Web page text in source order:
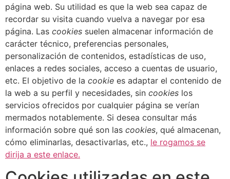
página web. Su utilidad es que la web sea capaz de
recordar su visita cuando vuelva a navegar por esa
página. Las cookies suelen almacenar información de
carácter técnico, preferencias personales,
personalización de contenidos, estadísticas de uso,
enlaces a redes sociales, acceso a cuentas de usuario,
etc. El objetivo de la cookie es adaptar el contenido de
la web a su perfil y necesidades, sin cookies los
servicios ofrecidos por cualquier página se verían
mermados notablemente. Si desea consultar más
información sobre qué son las cookies, qué almacenan,
cómo eliminarlas, desactivarlas, etc., le rogamos se
dirija a este enlace.